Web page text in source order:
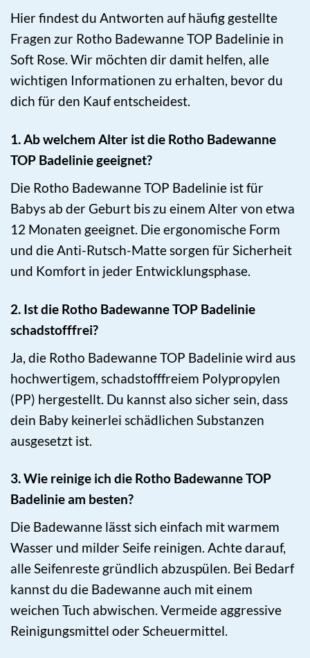
Hier findest du Antworten auf häufig gestellte
Fragen zur Rotho Badewanne TOP Badelinie in
Soft Rose. Wir möchten dir damit helfen, alle
wichtigen Informationen zu erhalten, bevor du
dich für den Kauf entscheidest.
1. Ab welchem Alter ist die Rotho Badewanne
TOP Badelinie geeignet?
Die Rotho Badewanne TOP Badelinie ist für
Babys ab der Geburt bis zu einem Alter von etwa
12 Monaten geeignet. Die ergonomische Form
und die Anti-Rutsch-Matte sorgen für Sicherheit
und Komfort in jeder Entwicklungsphase.
2. Ist die Rotho Badewanne TOP Badelinie
schadstofffrei?
Ja, die Rotho Badewanne TOP Badelinie wird aus
hochwertigem, schadstofffreiem Polypropylen
(PP) hergestellt. Du kannst also sicher sein, dass
dein Baby keinerlei schädlichen Substanzen
ausgesetzt ist.
3. Wie reinige ich die Rotho Badewanne TOP
Badelinie am besten?
Die Badewanne lässt sich einfach mit warmem
Wasser und milder Seife reinigen. Achte darauf,
alle Seifenreste gründlich abzuspülen. Bei Bedarf
kannst du die Badewanne auch mit einem
weichen Tuch abwischen. Vermeide aggressive
Reinigungsmittel oder Scheuermittel.